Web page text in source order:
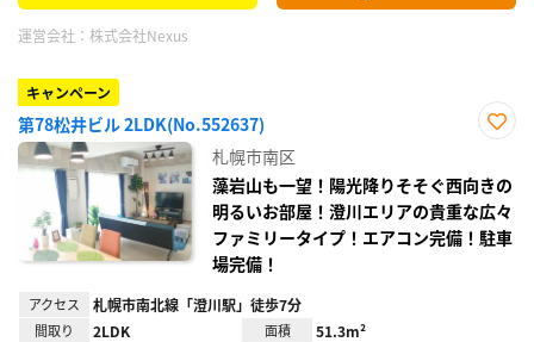
運営会社： 株式会社Nexus
キャンペーン
第78松井ビル 2LDK(No.552637)
り登
録
札幌市南区
藻岩山も一望！陽光降りそそぐ西向きの
明るいお部屋！澄川エリアの貴重な広々
ファミリータイプ！エアコン完備！駐車
場完備！
アクセス 札幌市南北線「澄川駅」徒歩7分
間取り 2LDK 面積 51.3m²